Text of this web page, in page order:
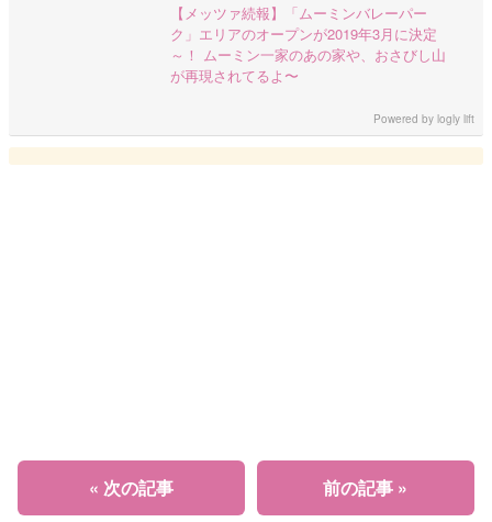
【メッツァ続報】「ムーミンバレーパー
ク」エリアのオープンが2019年3月に決定
～！ ムーミン一家のあの家や、おさびし山
が再現されてるよ〜
Powered bylogly lift
前の記事 »
« 次の記事